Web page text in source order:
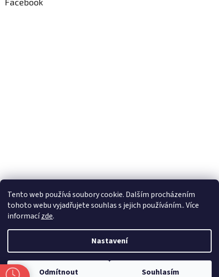
Tento web používá soubory cookie. Dalším procházením
tohoto webu vyjadřujete souhlas s jejich používáním.. Více
informacízde.
Nastavení
Odmítnout Souhlasím
Vytvořil Shoptet
Copyright 2026Zlatnictví Masaříkovi. Všechna práva vyhrazena.
Upravit nastavení cookies